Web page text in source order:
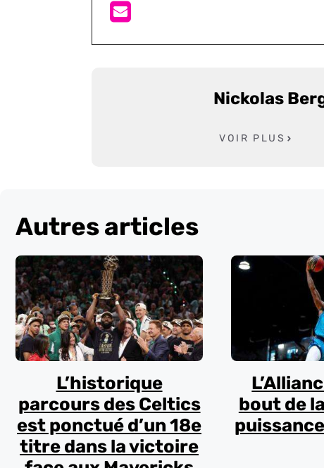
Nickolas
VOIR PLUS
Autres articles
L’historique
parcours des Celtics
est ponctué d’un 18e
titre dans la victoire
bout de